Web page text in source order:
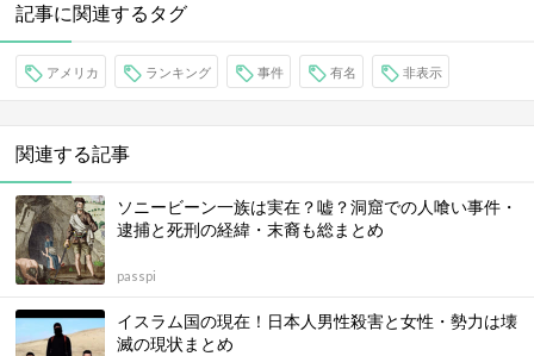
記事に関連するタグ
アメリカ ランキング 事件 有名 非表示
関連する記事
ソニービーン一族は実在？嘘？洞窟での人喰い事件・
逮捕と死刑の経緯・末裔も総まとめ
passpi
イスラム国の現在！日本人男性殺害と女性・勢力は壊
滅の現状まとめ